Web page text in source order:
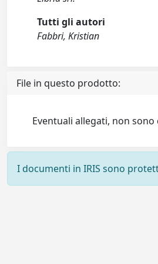
Tutti gli autori
Fabbri, Kristian
File in questo prodotto:
Eventuali allegati, non sono
I documenti in IRIS sono